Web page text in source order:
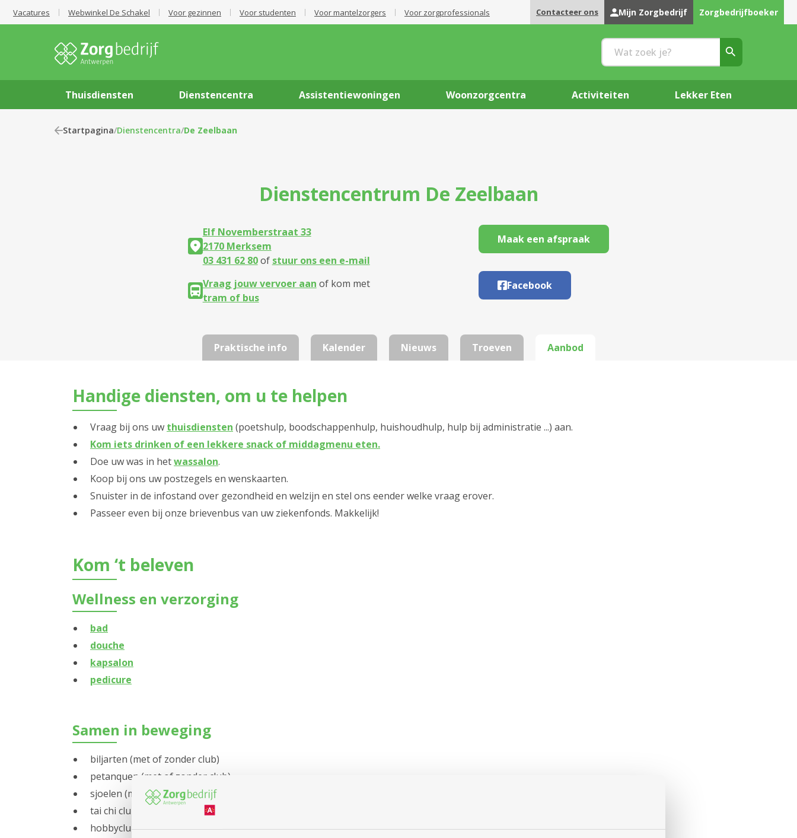
Vacatures Webwinkel De Schakel Voor gezinnen Voor studenten Voor mantelzorgers Voor zorgprofessionals Contacteer ons Mijn Zorgbedrijf Zorgbedrijfboeker
Thuisdiensten Dienstencentra Assistentiewoningen Woonzorgcentra Activiteiten Lekker Eten
Startpagina/Dienstencentra/De Zeelbaan
Dienstencentrum De Zeelbaan
Elf Novemberstraat 33
2170 Merksem
03 431 62 80of stuur ons een e-mail
Vraag jouw vervoer aan of kom met
tram of bus
Maak een afspraak
Facebook
Praktische info Kalender Nieuws Troeven Aanbod
Handige diensten, om u te helpen
Vraag bij ons uw thuisdiensten (poetshulp, boodschappenhulp, huishoudhulp, hulp bij administratie ...) aan.
Kom iets drinken of een lekkere snack of middagmenu eten.
Doe uw was in hetwassalon.
Koop bij ons uw postzegels en wenskaarten.
Snuister in de infostand over gezondheid en welzijn en stel ons eender welke vraag erover.
Passeer even bij onze brievenbus van uw ziekenfonds. Makkelijk!
Kom ‘t beleven
Wellness en verzorging
bad
douche
kapsalon
pedicure
Samen in beweging
biljarten (met of zonder club)
petanquen (met of zonder club)
sjoelen (met of zonder club)
tai chi club
hobbyclub